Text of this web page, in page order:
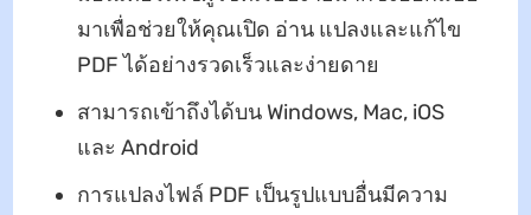
มาเพื่อช่วยให้คุณเปิด อ่าน แปลงและแก้ไข
PDF ได้อย่างรวดเร็วและง่ายดาย
สามารถเข้าถึงได้บน Windows, Mac, iOS
และ Android
การแปลงไฟล์ PDF เป็นรูปแบบอื่นมีความ